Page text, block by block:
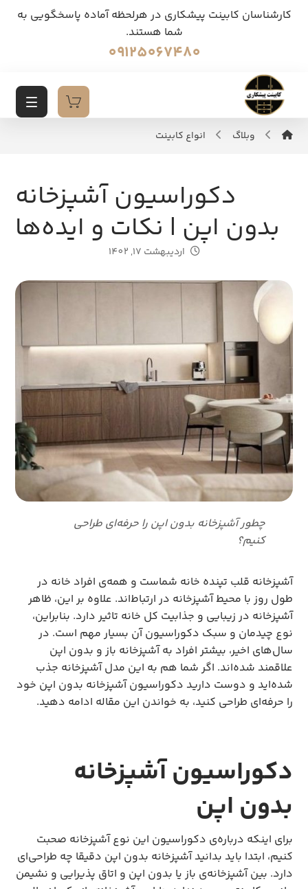
کارشناسان کابینت پیشکاری در هرلحظه آماده پاسخگویی به
شما هستند.
09125067480
وبلاگ انواع کابینت
دکوراسیون آشپزخانه
بدون اپن | نکات و ایده‌ها
اردیبهشت 17, 1402
چطور آشپزخانه بدون اپن را حرفه‌ای طراحی
کنیم؟
آشپزخانه قلب تپنده خانه شماست و همه‌ی افراد خانه در
طول روز با محیط آشپزخانه در ارتباط‌اند. علاوه بر این، ظاهر
آشپزخانه در زیبایی و جذابیت کل خانه تاثیر دارد. بنابراین،
نوع چیدمان و سبک دکوراسیون آن بسیار مهم است. در
سال‌های اخیر، بیشتر افراد به آشپزخانه باز و بدون اپن
علاقمند شده‌اند. اگر شما هم به این مدل آشپزخانه جذب
شده‌اید و دوست دارید دکوراسیون آشپزخانه بدون اپن خود
را حرفه‌ای طراحی کنید، به خواندن این مقاله ادامه دهید.
دکوراسیون آشپزخانه
بدون اپن
برای اینکه درباره‌ی دکوراسیون این نوع آشپزخانه صحبت
کنیم، ابتدا باید بدانید آشپزخانه بدون اپن دقیقا چه طراحی‌ای
دارد. بین آشپزخانه‌ی باز یا بدون اپن و اتاق پذیرایی و نشیمن